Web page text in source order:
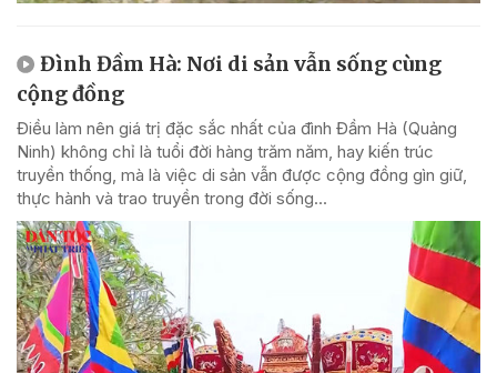
Đình Đầm Hà: Nơi di sản vẫn sống cùng
cộng đồng
Điều làm nên giá trị đặc sắc nhất của đình Đầm Hà (Quảng
Ninh) không chỉ là tuổi đời hàng trăm năm, hay kiến trúc
truyền thống, mà là việc di sản vẫn được cộng đồng gìn giữ,
thực hành và trao truyền trong đời sống...